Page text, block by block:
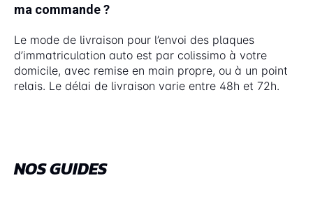
ma commande ?
Le mode de livraison pour l’envoi des plaques
d’immatriculation auto est par colissimo à votre
domicile, avec remise en main propre, ou à un point
relais. Le délai de livraison varie entre 48h et 72h.
NOS GUIDES